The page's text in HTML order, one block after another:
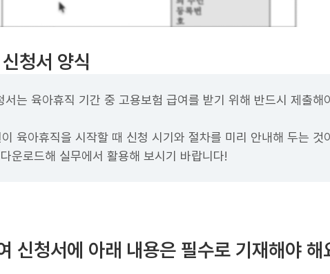
청서 양식
서는 육아휴직 기간 중 고용보험 급여를 받기 위해 반드시 제출해
육아휴직을 시작할 때 신청 시기와 절차를 미리 안내해 두는 것
운로드해 실무에서 활용해 보시기 바랍니다!
신청서에 아래 내용은 필수로 기재해야 해